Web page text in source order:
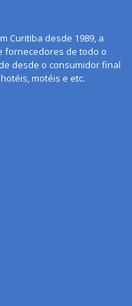
Curitiba desde 1989, a
fornecedores de todo o
desde o consumidor final
motéis e etc.